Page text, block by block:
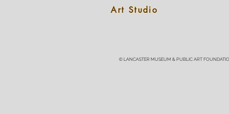
Art Studio
© LANCASTER MUSEUM & PUBLIC ART